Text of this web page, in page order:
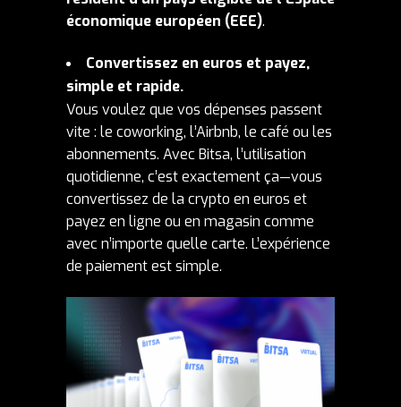
économique européen (EEE).
Convertissez en euros et payez,
simple et rapide.
Vous voulez que vos dépenses passent
vite : le coworking, l’Airbnb, le café ou les
abonnements. Avec Bitsa, l’utilisation
quotidienne, c’est exactement ça—vous
convertissez de la crypto en euros et
payez en ligne ou en magasin comme
avec n’importe quelle carte. L’expérience
de paiement est simple.